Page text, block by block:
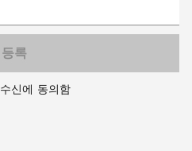
신에 동의함